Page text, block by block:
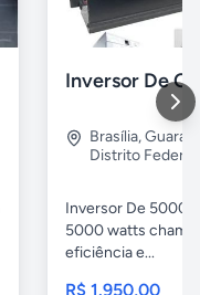
Brasília,Guara 2
Distrito Federal
Inversor De
5000 watts chama
eficiência e...
R$ 1.950,00